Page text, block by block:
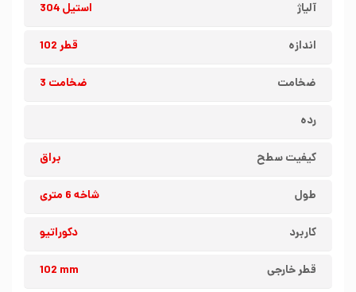
آلیاژ استیل 304
اندازه قطر 102
ضخامت ضخامت 3
رده
کیفیت سطح براق
طول شاخه 6 متری
کاربرد دکوراتیو
قطر خارجی 102 mm